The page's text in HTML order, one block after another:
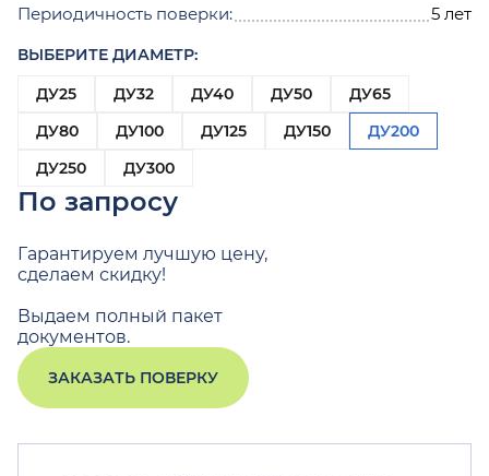
Периодичность поверки:
5 лет
ВЫБЕРИТЕ ДИАМЕТР:
ДУ25
ДУ32 ДУ40 ДУ50
ДУ65
ДУ80
ДУ100 ДУ125 ДУ150
ДУ200
ДУ250
ДУ300
По запросу
Гарантируем лучшую цену,
сделаем скидку!
Выдаем полный пакет
документов.
ЗАКАЗАТЬ ПОВЕРКУ